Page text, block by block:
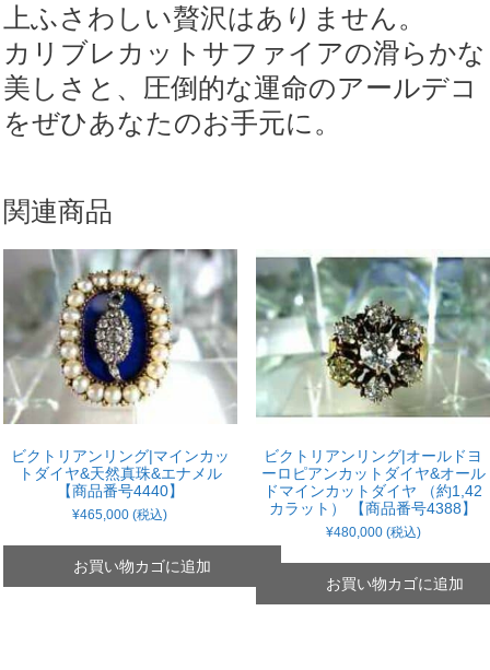
上ふさわしい贅沢はありません。
カリブレカットサファイアの滑らかな
美しさと、圧倒的な運命のアールデコ
をぜひあなたのお手元に。
関連商品
ビクトリアンリング|マインカッ
トダイヤ&天然真珠&エナメル
【商品番号4440】
¥465,000 (税込)
お買い物カゴに追加
ビクトリアンリング|オールドヨ
ーロピアンカットダイヤ&オール
ドマインカットダイヤ （約1,42
カラット） 【商品番号4388】
¥480,000 (税込)
お買い物カゴに追加